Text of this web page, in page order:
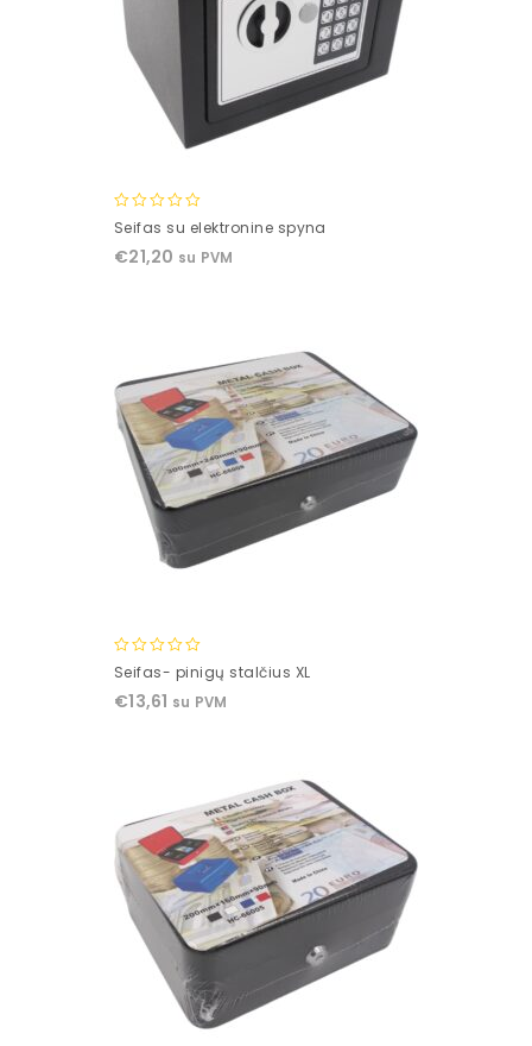
0
of
Seifas su elektronine spyna
€21,20 su PVM
0
of
Seifas- pinigų stalčius XL
€13,61 su PVM